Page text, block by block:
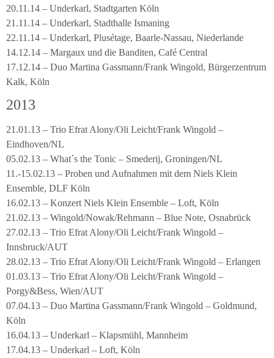
20.11.14 – Underkarl, Stadtgarten Köln
21.11.14 – Underkarl, Stadthalle Ismaning
22.11.14 – Underkarl, Plusétage, Baarle-Nassau, Niederlande
14.12.14 – Margaux und die Banditen, Café Central
17.12.14 – Duo Martina Gassmann/Frank Wingold, Bürgerzentrum
Kalk, Köln
2013
21.01.13 – Trio Efrat Alony/Oli Leicht/Frank Wingold –
Eindhoven/NL
05.02.13 – What´s the Tonic – Smederij, Groningen/NL
11.-15.02.13 – Proben und Aufnahmen mit dem Niels Klein
Ensemble, DLF Köln
16.02.13 – Konzert Niels Klein Ensemble – Loft, Köln
21.02.13 – Wingold/Nowak/Rehmann – Blue Note, Osnabrück
27.02.13 – Trio Efrat Alony/Oli Leicht/Frank Wingold –
Innsbruck/AUT
28.02.13 – Trio Efrat Alony/Oli Leicht/Frank Wingold – Erlangen
01.03.13 – Trio Efrat Alony/Oli Leicht/Frank Wingold –
Porgy&Bess, Wien/AUT
07.04.13 – Duo Martina Gassmann/Frank Wingold – Goldmund,
Köln
16.04.13 – Underkarl – Klapsmühl, Mannheim
17.04.13 – Underkarl – Loft, Köln